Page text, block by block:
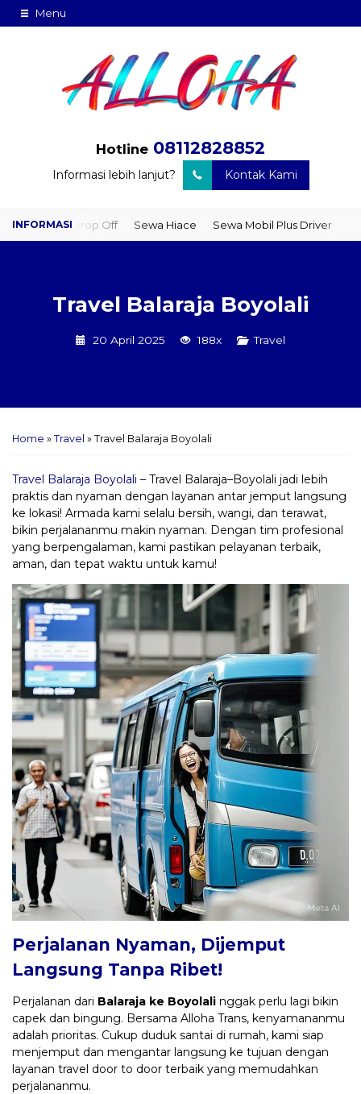
Menu
Hotline 08112828852
Informasi lebih lanjut? Kontak Kami
Drop Off Sewa Hiace Sewa Mobil Plus Driver Wisata
Travel Balaraja Boyolali
20 April 2025 188x Travel
Home » Travel » Travel Balaraja Boyolali
Travel Balaraja Boyolali – Travel Balaraja–Boyolali jadi lebih
praktis dan nyaman dengan layanan antar jemput langsung
ke lokasi! Armada kami selalu bersih, wangi, dan terawat,
bikin perjalananmu makin nyaman. Dengan tim profesional
yang berpengalaman, kami pastikan pelayanan terbaik,
aman, dan tepat waktu untuk kamu!
Perjalanan Nyaman, Dijemput
Langsung Tanpa Ribet!
Perjalanan dari Balaraja ke Boyolali nggak perlu lagi bikin
capek dan bingung. Bersama Alloha Trans, kenyamananmu
adalah prioritas. Cukup duduk santai di rumah, kami siap
menjemput dan mengantar langsung ke tujuan dengan
layanan travel door to door terbaik yang memudahkan
perjalananmu.